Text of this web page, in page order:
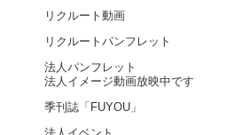
リクルート動画
リクルートパンフレット
法人パンフレット
法人イメージ動画放映中です
季刊誌「FUYOU」